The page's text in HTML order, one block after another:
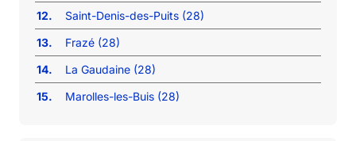
12.
Saint-Denis-des-Puits (28)
13.
Frazé (28)
14.
La Gaudaine (28)
15.
Marolles-les-Buis (28)